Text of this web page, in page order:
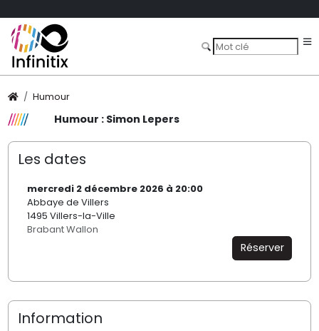
Humour
Humour : Simon Lepers
Les dates
mercredi 2 décembre 2026 à 20:00
Abbaye de Villers
1495 Villers-la-Ville
Brabant Wallon
Réserver
Information